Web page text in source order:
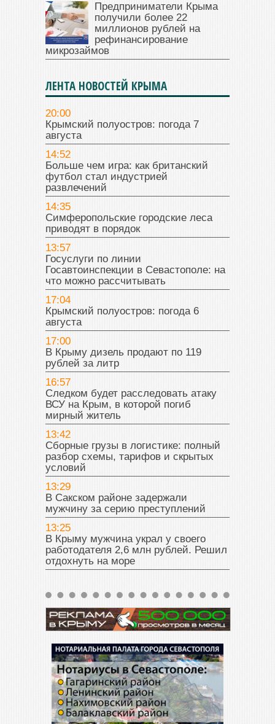
Предприниматели Крыма
получили более 22
миллионов рублей на
рефинансирование
микрозаймов
ЛЕНТА НОВОСТЕЙ КРЫМА
20:00
Крымский полуостров: погода 7
августа
14:52
Больше чем игра: как британский
футбол стал индустрией
развлечений
14:35
Симферопольские городские леса
приводят в порядок
13:57
Госуслуги по линии
Госавтоинспекции в Севастополе: на
что можно рассчитывать
17:04
Крымский полуостров: погода 6
августа
17:00
В Крыму дизель продают по 119
рублей за литр
16:57
Следком будет расследовать атаку
ВСУ на Крым, в которой погиб
мирный житель
13:42
Сборные грузы в логистике: полный
разбор схемы, тарифов и скрытых
условий
13:29
В Сакском районе задержали
мужчину за серию преступлений
13:25
В Крыму мужчина украл у своего
работодателя 2,6 млн рублей. Решил
отдохнуть на море